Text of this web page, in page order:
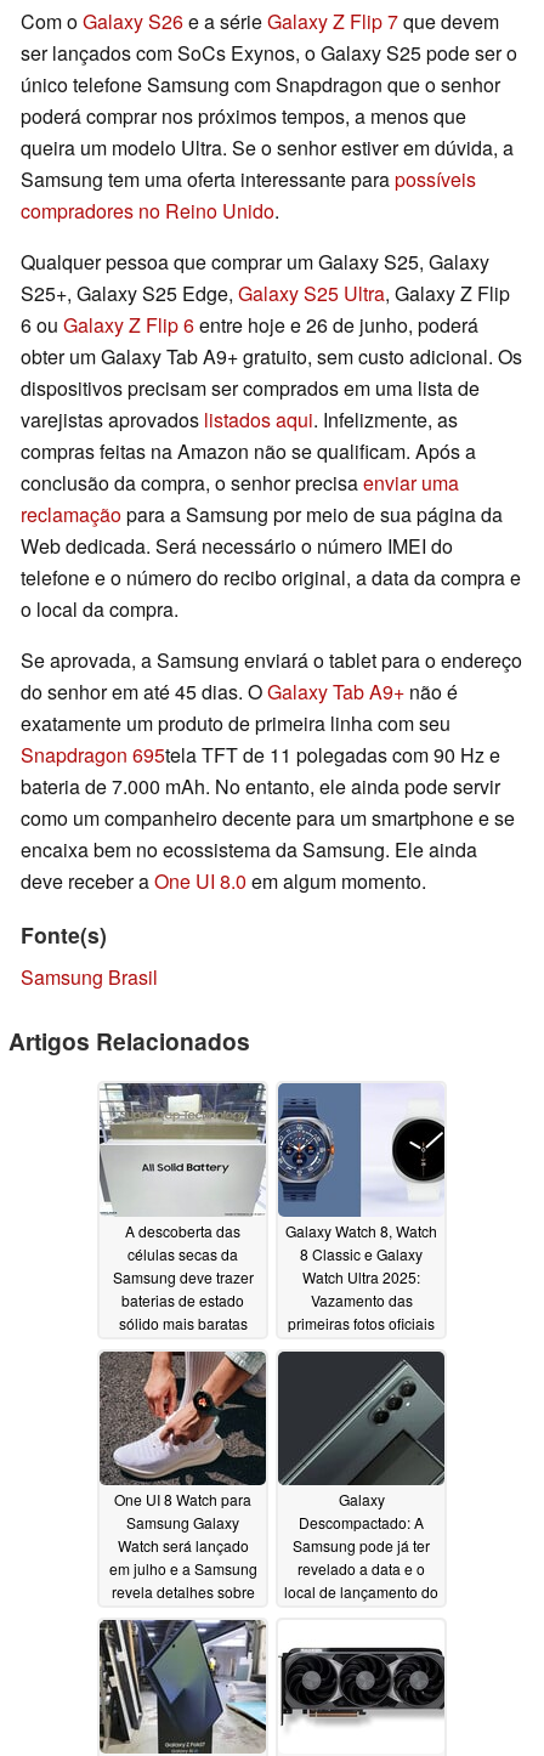
Com oGalaxy S26e a sérieGalaxy Z Flip 7que devem
ser lançados com SoCs Exynos, o Galaxy S25 pode ser o
único telefone Samsung com Snapdragon que o senhor
poderá comprar nos próximos tempos, a menos que
queira um modelo Ultra. Se o senhor estiver em dúvida, a
Samsung tem uma oferta interessante parapossíveis
compradores no Reino Unido.
Qualquer pessoa que comprar um Galaxy S25, Galaxy
S25+, Galaxy S25 Edge, Galaxy S25 Ultra, Galaxy Z Flip
6 ou Galaxy Z Flip 6entre hoje e 26 de junho, poderá
obter um Galaxy Tab A9+ gratuito, sem custo adicional. Os
dispositivos precisam ser comprados em uma lista de
varejistas aprovados listados aqui. Infelizmente, as
compras feitas na Amazon não se qualificam. Após a
conclusão da compra, o senhor precisaenviar uma
reclamaçãopara a Samsung por meio de sua página da
Web dedicada. Será necessário o número IMEI do
telefone e o número do recibo original, a data da compra e
o local da compra.
Se aprovada, a Samsung enviará o tablet para o endereço
do senhor em até 45 dias. OGalaxy Tab A9+ não é
exatamente um produto de primeira linha com seu
Snapdragon 695tela TFT de 11 polegadas com 90 Hz e
bateria de 7.000 mAh. No entanto, ele ainda pode servir
como um companheiro decente para um smartphone e se
encaixa bem no ecossistema da Samsung. Ele ainda
deve receber aOne UI 8.0 em algum momento.
Fonte(s)
Samsung Brasil
Artigos Relacionados
A descoberta das
células secas da
Samsung deve trazer
baterias de estado
sólido mais baratas
06/17/2025
Galaxy Watch 8, Watch
8 Classic e Galaxy
Watch Ultra 2025:
Vazamento das
primeiras fotos oficiais
para a imprensa
06/17/2025
One UI 8 Watch para
Samsung Galaxy
Watch será lançado
em julho e a Samsung
revela detalhes sobre
o índice antioxidante
06/17/2025
Galaxy
Descompactado: A
Samsung pode já ter
revelado a data e o
local de lançamento do